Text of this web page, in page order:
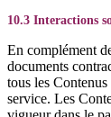
10.3 Interactions
En complément
documents
tous les
service. Les